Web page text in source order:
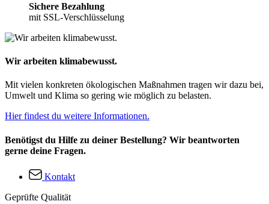
Sichere Bezahlung
mit SSL-Verschlüsselung
Wir arbeiten klimabewusst.
Mit vielen konkreten ökologischen Maßnahmen tragen wir dazu bei,
Umwelt und Klima so gering wie möglich zu belasten.
Hier findest du weitere Informationen.
Benötigst du Hilfe zu deiner Bestellung? Wir beantworten
gerne deine Fragen.
Kontakt
Geprüfte Qualität